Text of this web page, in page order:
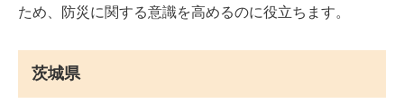
ため、防災に関する意識を高めるのに役立ちます。
茨城県